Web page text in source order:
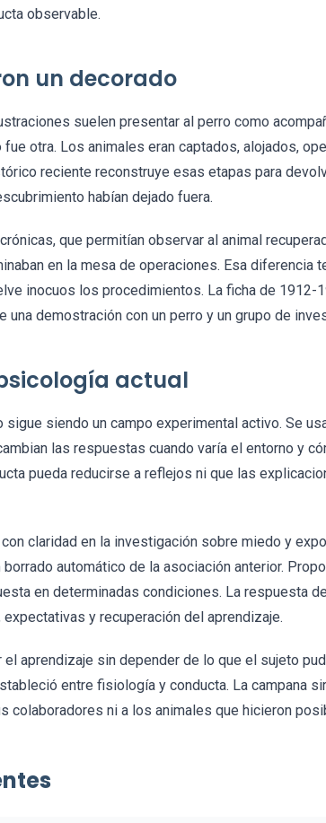
observable.
un decorado
suelen presentar al perro como
otra. Los animales eran captados, alojados,
reciente reconstruye esas etapas para
habían dejado fuera.
que permitían observar al animal
en la mesa de operaciones. Esa diferencia
inocuos los procedimientos. La ficha de 1912-
demostración con un perro y un grupo de
actual
sigue siendo un campo experimental activo. Se
las respuestas cuando varía el entorno y
pueda reducirse a reflejos ni que las
claridad en la investigación sobre miedo y
automático de la asociación anterior.
en determinadas condiciones. La respuesta
y recuperación del aprendizaje.
el aprendizaje sin depender de lo que el sujeto
entre fisiología y conducta. La campana
colaboradores ni a los animales que hicieron